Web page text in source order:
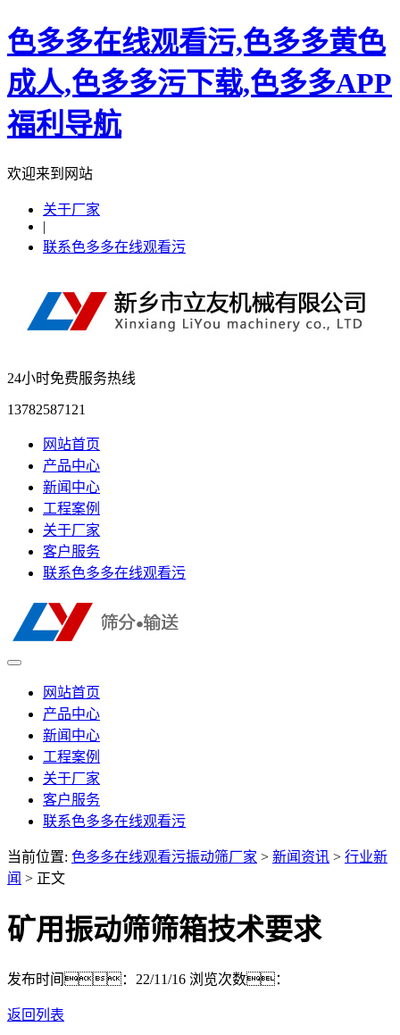
色多多在线观看污,色多多黄色
成人,色多多污下载,色多多APP
福利导航
欢迎来到网站
关于厂家
|
联系色多多在线观看污
24小时免费服务热线
13782587121
网站首页
产品中心
新闻中心
工程案例
关于厂家
客户服务
联系色多多在线观看污
网站首页
产品中心
新闻中心
工程案例
关于厂家
客户服务
联系色多多在线观看污
当前位置: 色多多在线观看污振动筛厂家 > 新闻资讯 > 行业新
闻 > 正文
矿用振动筛筛箱技术要求
发布时间：22/11/16 浏览次数：
返回列表